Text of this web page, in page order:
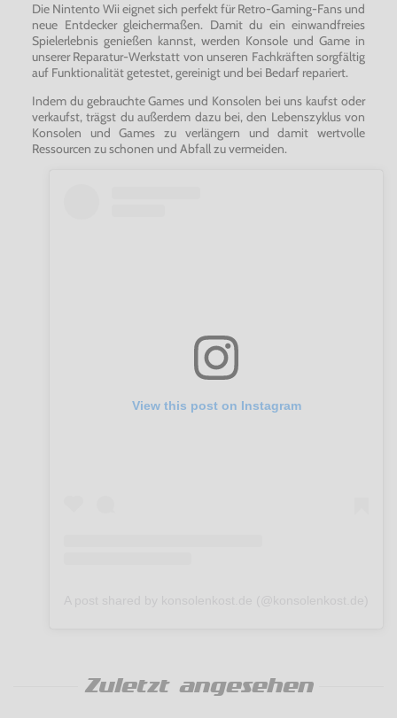
Die Nintento Wii eignet sich perfekt für Retro-Gaming-Fans und
neue Entdecker gleichermaßen. Damit du ein einwandfreies
Spielerlebnis genießen kannst, werden Konsole und Game in
unserer Reparatur-Werkstatt von unseren Fachkräften sorgfältig
auf Funktionalität getestet, gereinigt und bei Bedarf repariert.
Indem du gebrauchte Games und Konsolen bei uns kaufst oder
verkaufst, trägst du außerdem dazu bei, den Lebenszyklus von
Konsolen und Games zu verlängern und damit wertvolle
Ressourcen zu schonen und Abfall zu vermeiden.
View this post on Instagram
Zuletzt angesehen